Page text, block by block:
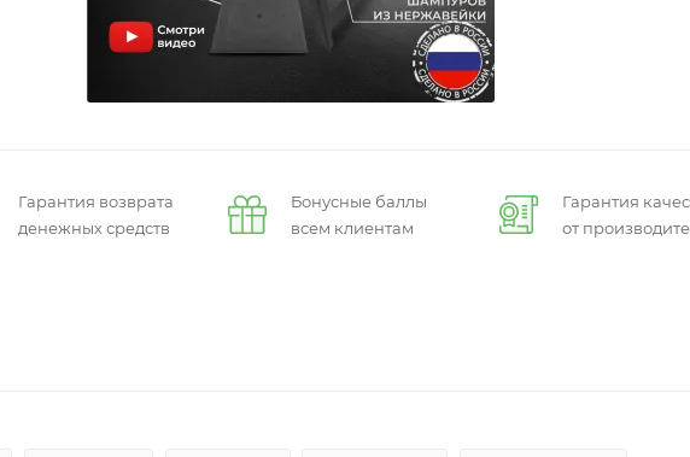
Гарантия возврата
денежных средств
Бонусные баллы
всем клиентам
Гарантия
от